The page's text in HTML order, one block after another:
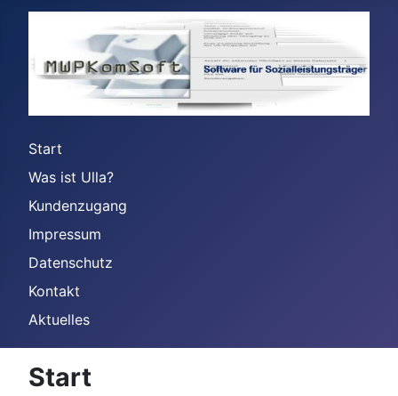
Start
Was ist Ulla?
Kundenzugang
Impressum
Datenschutz
Kontakt
Aktuelles
Start